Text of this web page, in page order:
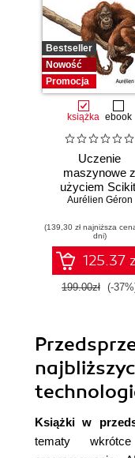
Bestseller
Nowość
Promocja
książka ebook
Uczenie
maszynowe z
użyciem
Learn i PyTorch.
narzędzia i
umożliwiające
inteligentnych
systemów
Aurélien Géron
(139,30 zł najniższa
dni)
125.37
199.00zł (-
Książki w
tematy